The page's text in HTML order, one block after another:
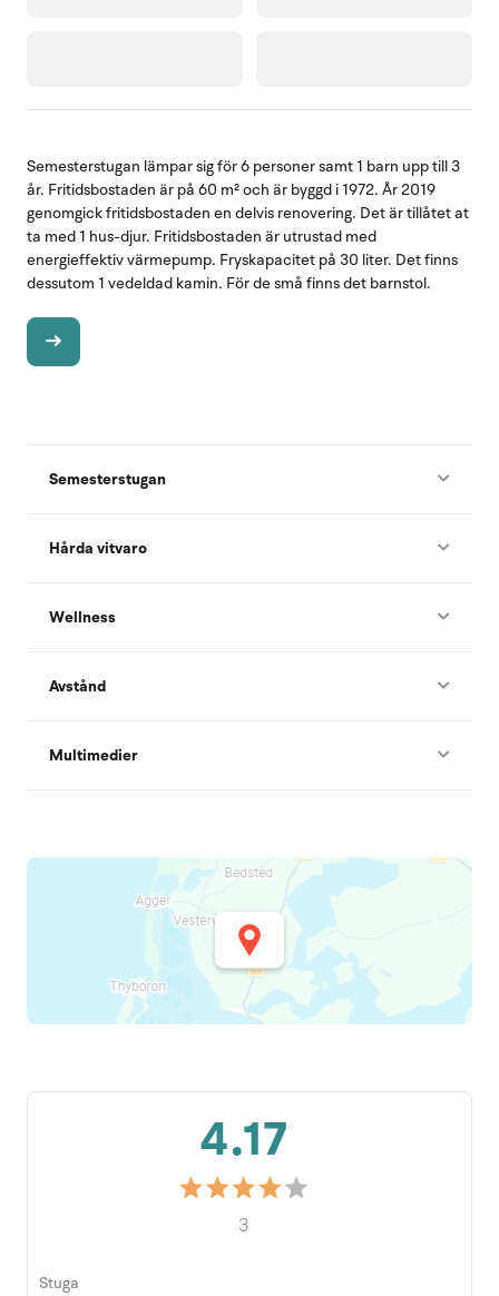
Semesterstugan lämpar sig för 6 personer samt 1 barn upp till 3
år. Fritidsbostaden är på 60 m² och är byggd i 1972. År 2019
genomgick fritidsbostaden en delvis renovering. Det är tillåtet at
ta med 1 hus-djur. Fritidsbostaden är utrustad med
energieffektiv värmepump. Fryskapacitet på 30 liter. Det finns
dessutom 1 vedeldad kamin. För de små finns det barnstol.
Semesterstugan
Hårda vitvaro
Wellness
Avstånd
Multimedier
4.17
3
Stuga